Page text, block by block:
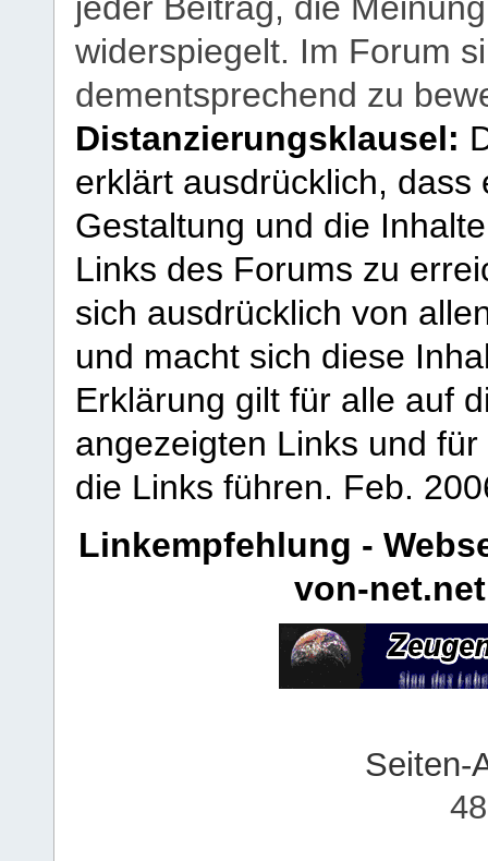
widerspiegelt. Im Forum
dementsprechend zu
Distanzierungsklausel:
erklärt ausdrücklich,
Gestaltung und die
Links des Forums zu
sich ausdrücklich von
und macht sich diese
Erklärung gilt für alle auf
angezeigten Links und
die Links führen. Feb.
Linkempfehlung -
von-net.net
Seiten-